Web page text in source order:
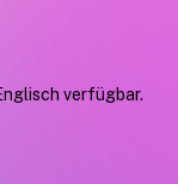
verfügbar.